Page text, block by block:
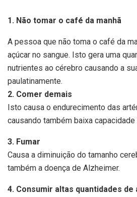
1. Não tomar o café da manhã
A pessoa que não toma o café da
açúcar no sangue. Isto gera uma
nutrientes ao cérebro causando a
paulatinamente.
2. Comer demais
Isto causa o endurecimento das
causando também baixa capacidade
3. Fumar
Causa a diminuição do tamanho
também a doença de Alzheimer.
4. Consumir altas quantidades de